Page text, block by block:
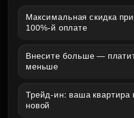
Максимальная скидка при
100%-й оплате
Внесите больше —
меньше
Трейд‑ин: ваша квартира
новой